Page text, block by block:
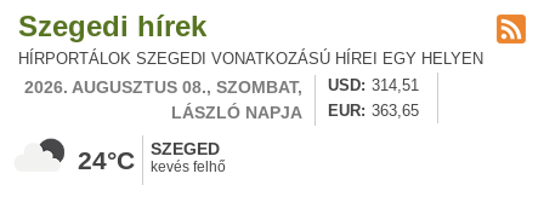
Szegedi hírek
HÍRPORTÁLOK SZEGEDI VONATKOZÁSÚ HÍREI EGY HELYEN
2026. AUGUSZTUS 08., SZOMBAT,
LÁSZLÓ NAPJA
USD
314,51
EUR
363,65
24°C SZEGED
kevés felhő